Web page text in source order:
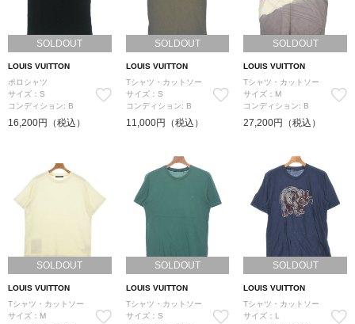
SOLDOUT
LOUIS VUITTON
ポロシャツ
サイズ：S
コンディション: B
16,200円（税込）
SOLDOUT
LOUIS VUITTON
Tシャツ・カットソー
サイズ：S
コンディション: B
11,000円（税込）
SOLDOUT
LOUIS VUITTON
Tシャツ・カットソー
サイズ：M
コンディション: B
27,200円（税込）
SOLDOUT
LOUIS VUITTON
Tシャツ・カットソー
サイズ：M
SOLDOUT
LOUIS VUITTON
Tシャツ・カットソー
サイズ：S
SOLDOUT
LOUIS VUITTON
Tシャツ・カットソー
サイズ：L